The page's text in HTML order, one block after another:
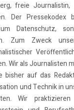
freie
Der Pressekodex
Datenschutz,
Zum Zweck
Wir als Journalisten
bisher auf das
und Technik in
Wir praktizieren